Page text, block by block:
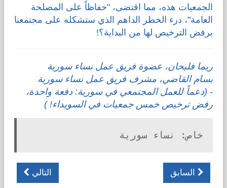
الجمعيات هذه، مما اقتضى، "حفاظاً على المصلحة
العامة"، درء الخطر الداهم الذي ستشكله على مجتمعنا
برفض الترخيص لها من البداية؟!
ريما فليحان، عضوة فريق عمل نساء سورية
بسام القاضي، مشرف فريق عمل نساء سورية
- (دعماً للعمل المجتمعي في سورية: دفعة واحدة،
رفض ترخيص خمس جمعيات في السويداء! )
خاص: نساء سورية
السابق التالي